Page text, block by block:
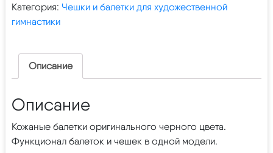
Категория: Чешки и балетки для художественной
гимнастики
Описание
Описание
Кожаные балетки оригинального черного цвета.
Функционал балеток и чешек в одной модели.